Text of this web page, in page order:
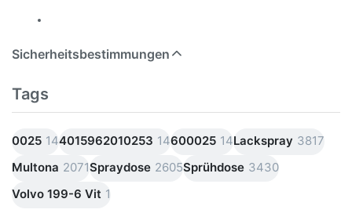
Sicherheitsbestimmungen
Tags
0025 144015962010253 14600025 14Lackspray 3817
Multona 2071Spraydose 2605Sprühdose 3430
Volvo 199-6 Vit 1